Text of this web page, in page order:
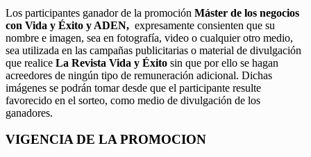
Los participantes ganador de la promoción Máster de los negocios
con Vida y Éxito y ADEN, expresamente consienten que su
nombre e imagen, sea en fotografía, video o cualquier otro medio,
sea utilizada en las campañas publicitarias o material de divulgación
que realice La Revista Vida y Éxito sin que por ello se hagan
acreedores de ningún tipo de remuneración adicional. Dichas
imágenes se podrán tomar desde que el participante resulte
favorecido en el sorteo, como medio de divulgación de los
ganadores.
VIGENCIA DE LA PROMOCION